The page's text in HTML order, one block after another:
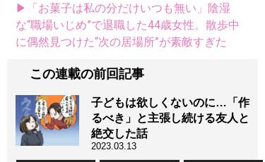
▶「お菓子は私の分だけいつも無い」陰湿
な“職場いじめ”で退職した44歳女性。散歩中
に偶然見つけた“次の居場所”が素敵すぎた
この連載の前回記事
子どもは欲しくないのに…「作
るべき」と主張し続ける友人と
絶交した話
2023.03.13